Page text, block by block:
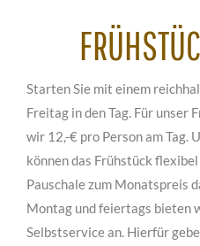
Starten Sie mit einem
Freitag in den Tag. Für unser
wir 12,-€ pro Person am Tag.
können das Frühstück flexibel
Pauschale zum Monatspreis
Montag und feiertags bieten
Selbstservice an. Hierfür